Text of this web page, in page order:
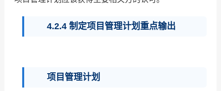
4.2.4 制定项目管理计划重点输出
项目管理计划